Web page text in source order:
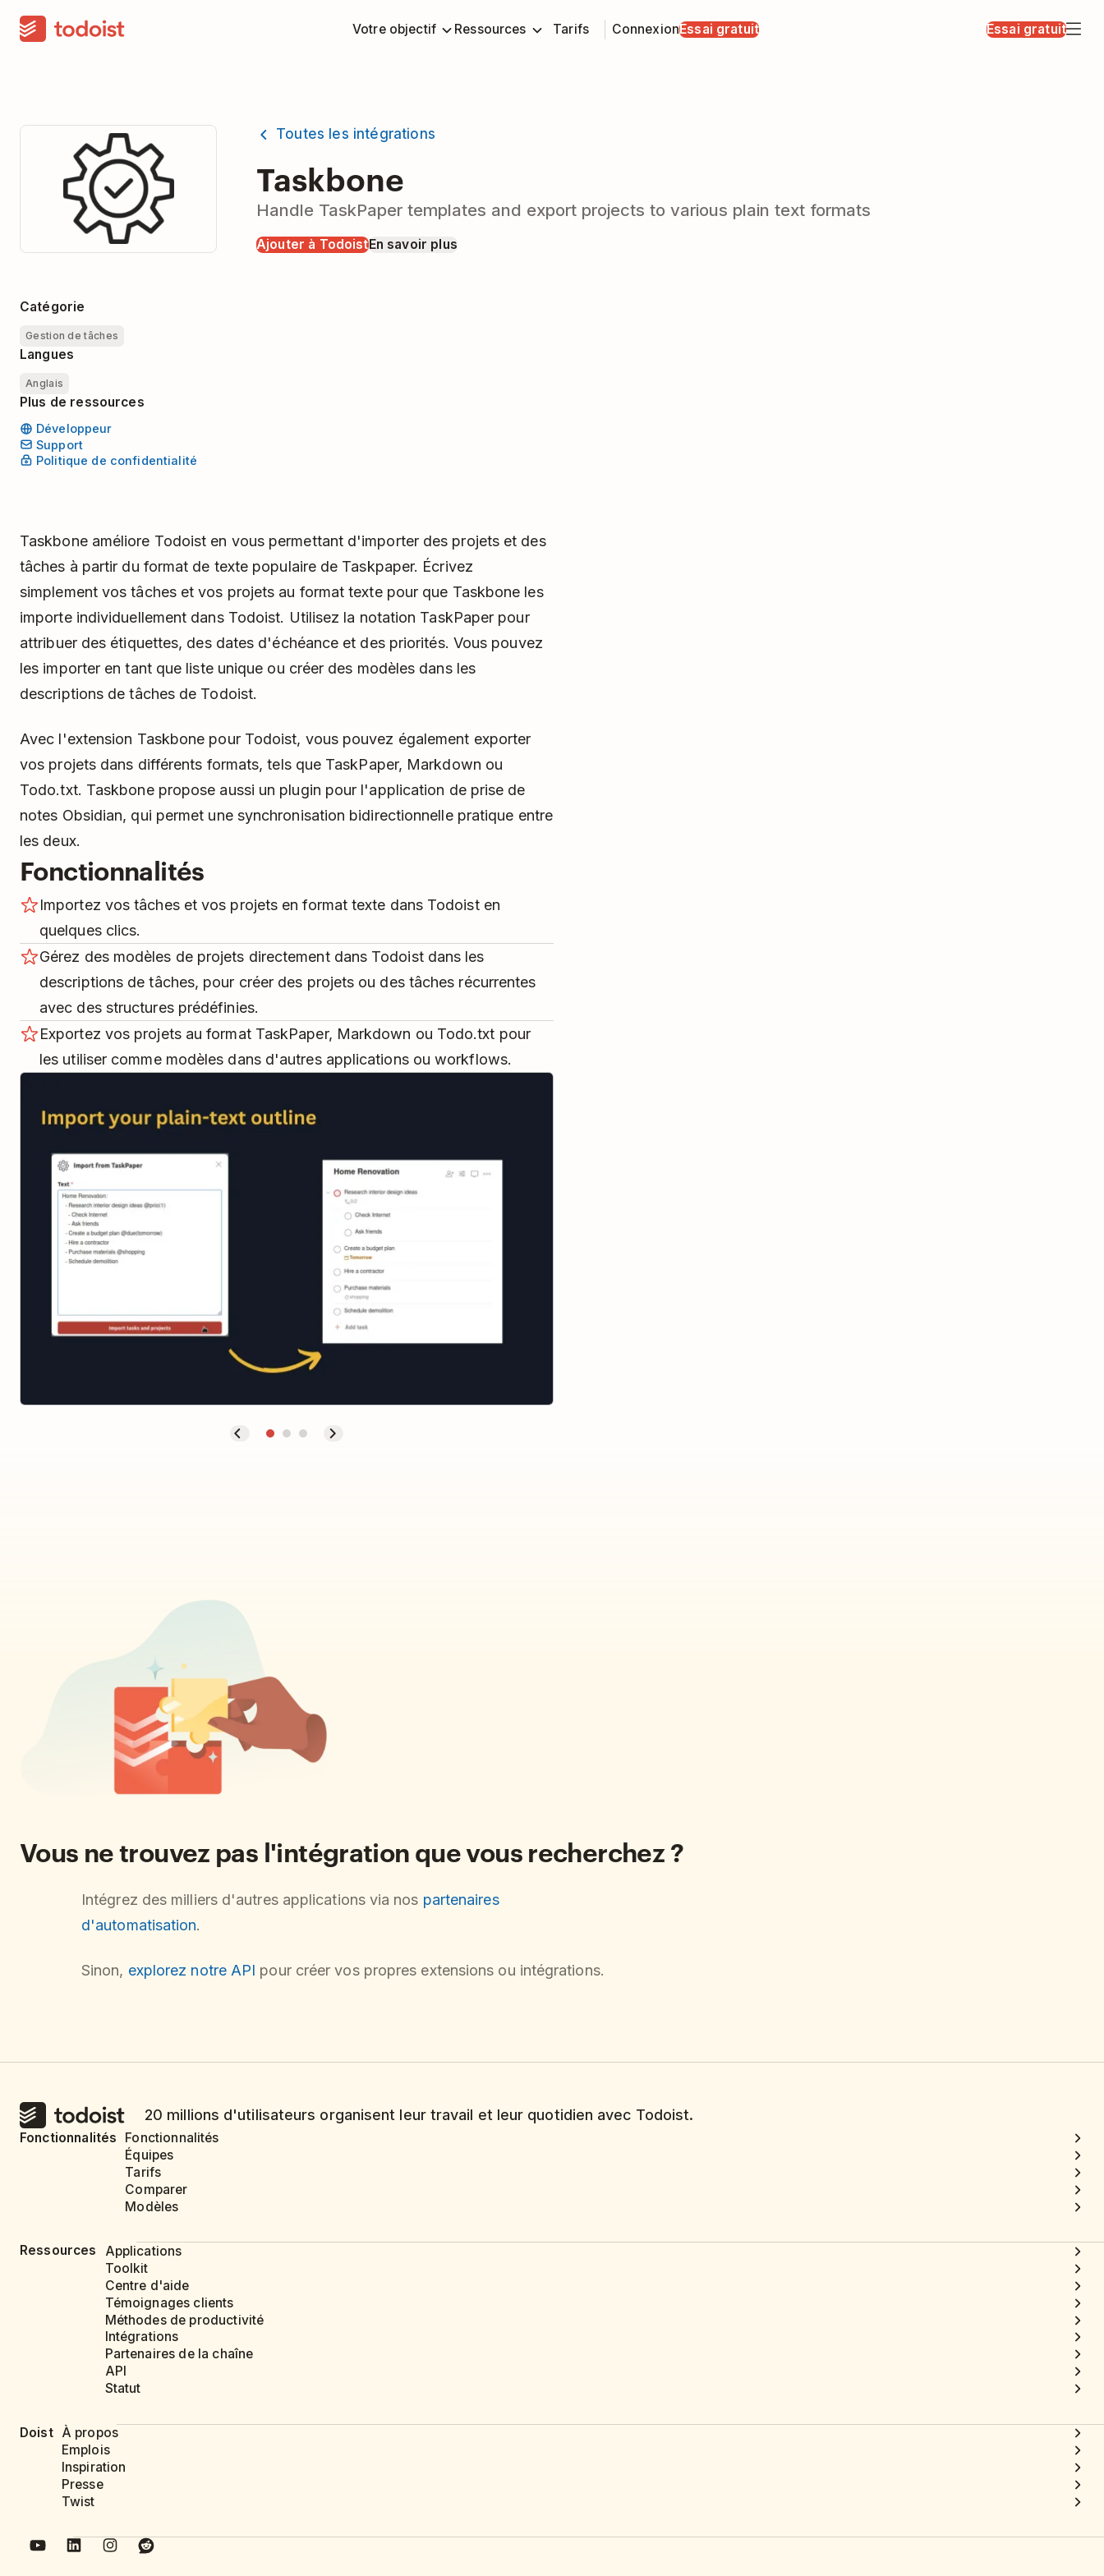
Votre objectif Ressources Tarifs ConnexionEssai gratuit Essai gratuit
Toutes les intégrations
Taskbone
Handle TaskPaper templates and export projects to various plain text formats
Ajouter à TodoistEn savoir plus
Catégorie
Gestion de tâches
Langues
Anglais
Plus de ressources
Développeur
Support
Politique de confidentialité
Taskbone améliore Todoist en vous permettant d'importer des projets et des
tâches à partir du format de texte populaire de Taskpaper. Écrivez
simplement vos tâches et vos projets au format texte pour que Taskbone les
importe individuellement dans Todoist. Utilisez la notation TaskPaper pour
attribuer des étiquettes, des dates d'échéance et des priorités. Vous pouvez
les importer en tant que liste unique ou créer des modèles dans les
descriptions de tâches de Todoist.
Avec l'extension Taskbone pour Todoist, vous pouvez également exporter
vos projets dans différents formats, tels que TaskPaper, Markdown ou
Todo.txt. Taskbone propose aussi un plugin pour l'application de prise de
notes Obsidian, qui permet une synchronisation bidirectionnelle pratique entre
les deux.
Fonctionnalités
Importez vos tâches et vos projets en format texte dans Todoist en
quelques clics.
Gérez des modèles de projets directement dans Todoist dans les
descriptions de tâches, pour créer des projets ou des tâches récurrentes
avec des structures prédéfinies.
Exportez vos projets au format TaskPaper, Markdown ou Todo.txt pour
les utiliser comme modèles dans d'autres applications ou workflows.
Vous ne trouvez pas l'intégration que vous recherchez ?
Intégrez des milliers d'autres applications via nos partenaires
d'automatisation.
Sinon, explorez notre API pour créer vos propres extensions ou intégrations.
20 millions d'utilisateurs organisent leur travail et leur quotidien avec Todoist.
Fonctionnalités
Fonctionnalités
Équipes
Tarifs
Comparer
Modèles
Ressources
Applications
Toolkit
Centre d'aide
Témoignages clients
Méthodes de productivité
Intégrations
Partenaires de la chaîne
API
Statut
Doist À propos
Emplois
Inspiration
Presse
Twist